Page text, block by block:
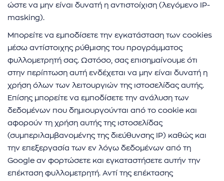
ώστε να μην είναι δυνατή η αντιστοίχιση (λεγόμενο IP-
masking).
Μπορείτε να εμποδίσετε την εγκατάσταση των cookies
μέσω αντίστοιχης ρύθμισης του προγράμματος
φυλλομετρητή σας. Ωστόσο, σας επισημαίνουμε ότι
στην περίπτωση αυτή ενδέχεται να μην είναι δυνατή η
χρήση όλων των λειτουργιών της ιστοσελίδας αυτής.
Επίσης μπορείτε να εμποδίσετε την ανάλυση των
δεδομένων που δημιουργούνται από το cookie και
αφορούν τη χρήση αυτής της ιστοσελίδας
(συμπεριλαμβανομένης της διεύθυνσης IP) καθώς και
την επεξεργασία των εν λόγω δεδομένων από τη
Google αν φορτώσετε και εγκαταστήσετε αυτήν την
επέκταση φυλλομετρητή. Αντί της επέκτασης